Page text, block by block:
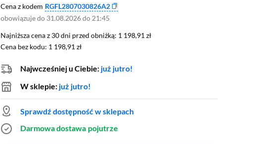
Cena z kodem RGFL2807030826A2
obowiązuje do 31.08.2026 do 21:45
Najniższa cena z 30 dni przed obniżką: 1 198,91 zł
Najniższa cena z 30 dni przed obniżką: 1 198,91 zł
Cena bez kodu: 1 198,91 zł
Cena bez kodu: 1 198,91 zł
Najwcześniej u Ciebie: już jutro!
W sklepie: już jutro!
Sprawdź dostępność w sklepach
Darmowa dostawa pojutrze